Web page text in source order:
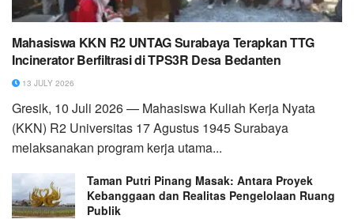
Mahasiswa KKN R2 UNTAG Surabaya Terapkan TTG
Incinerator Berfiltrasi di TPS3R Desa Bedanten
13 JULY 2026
Gresik, 10 Juli 2026 — Mahasiswa Kuliah Kerja Nyata
(KKN) R2 Universitas 17 Agustus 1945 Surabaya
melaksanakan program kerja utama...
Taman Putri Pinang Masak: Antara Proyek
Kebanggaan dan Realitas Pengelolaan Ruang
Publik